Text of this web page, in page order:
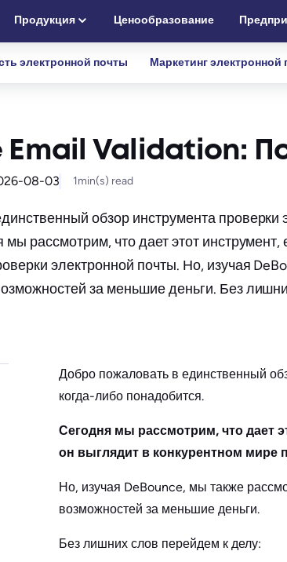
Продукция Ценообразование
электронной почты Маркетинг электронной
Email Validation:
08-03 1min(s) read
обзор инструмента
рассмотрим, что дает этот
электронной почты. Но, изучая
за меньшие деньги. Без
Добро пожаловать в единственный
когда-либо понадобится.
Сегодня мы рассмотрим, что дает
он выглядит в конкурентном мире
Но, изучая DeBounce, мы также
возможностей за меньшие деньги.
Без лишних слов перейдем к делу: